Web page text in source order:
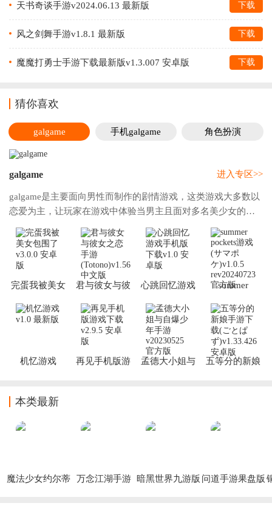
天书奇谈手游v2024.06.13 最新版 下载
风之剑舞手游v1.8.1 最新版 下载
魔魔打勇士手游下载最新版v1.3.007 安卓版 下载
猜你喜欢
galgame 手机galgame 角色扮演
galgame
galgame是主要面向男性而制作的剧情游戏，这类游戏大多数以
恋爱为主，让玩家在游戏中体验当男主且面对多名美少女的感
觉，游戏最大的特点就是美少女超级多，并且剧情超级精彩且
有很深的代入感和沉浸感，游戏大部分以第
进入专区>>
完蛋我被美女
君与彼女与彼
(Totono)
心跳回忆游戏
summer
マポケ)
机忆游戏
再见手机版游
孟德大小姐与
五等分的新娘
本类最新
魔法少女约尔蒂
万念江湖手游 暗黑世界九游版 问道手游果盘版